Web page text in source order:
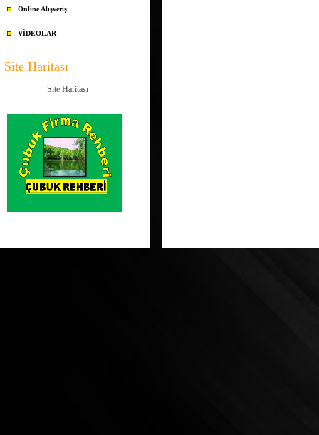
Online Alışveriş
VİDEOLAR
Site Haritası
Site Haritası